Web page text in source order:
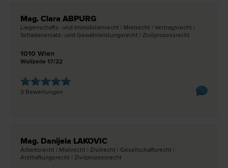
Mag. Clara ABPURG
Liegenschafts- und Immobilien­recht | Miet­recht | Vertrags­recht |
Schadenersatz- und Gewährleistungs­recht | Zivilprozess­recht
1010 Wien
Wollzeile 17/22
3 Bewertungen
Mag. Danijela LAKOVIC
Arbeits­recht | Miet­recht | Zivil­recht | Gesellschafts­recht |
Arzthaftungs­recht | Zivilprozess­recht